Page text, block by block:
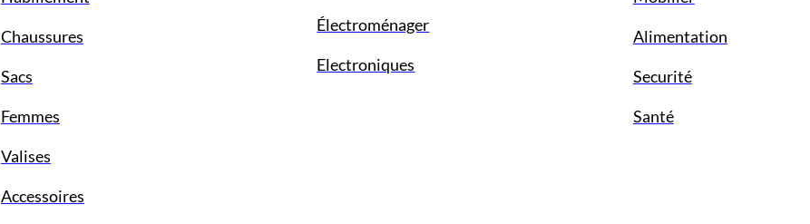
Chaussures
Sacs
Femmes
Valises
Accessoires
Électroménager
Electroniques
Alimentation
Securité
Santé